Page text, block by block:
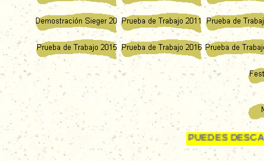
SI QUIERES PUEDES DESCARGAR